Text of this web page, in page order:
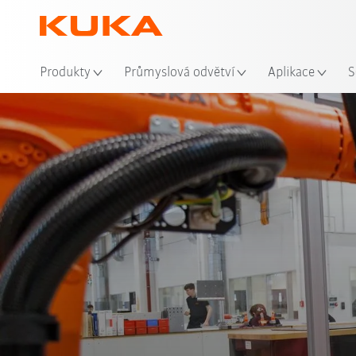
Produkty Průmyslová odvětví Aplikace